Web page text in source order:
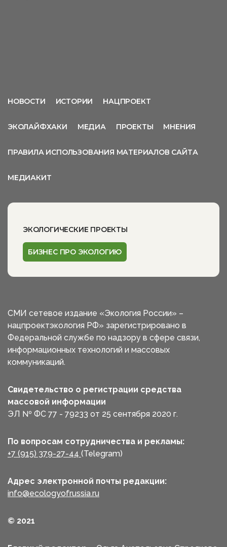
НОВОСТИ ИСТОРИИ НАЦПРОЕКТ
ЭКОЛАЙФХАКИ МЕДИА ПРОЕКТЫ МНЕНИЯ
ПРАВИЛА ИСПОЛЬЗОВАНИЯ МАТЕРИАЛОВ САЙТА
МЕДИАКИТ
ЭКОЛОГИЧЕСКИЕ ПРОЕКТЫ
БИЗНЕС ПРО ЭКОЛОГИЮ
СМИ сетевое издание «Экология России» –
нацпроектэкология РФ» зарегистрировано в
Федеральной службе по надзору в сфере связи,
информационных технологий и массовых
коммуникаций.
Свидетельство о регистрации средства
массовой информации
ЭЛ № ФС 77 - 79233 от 25 сентября 2020 г.
По вопросам сотрудничества и рекламы:
+7 (915) 379-27-44 (Telegram)
Адрес электронной почты редакции:
info@ecologyofrussia.ru
© 2021